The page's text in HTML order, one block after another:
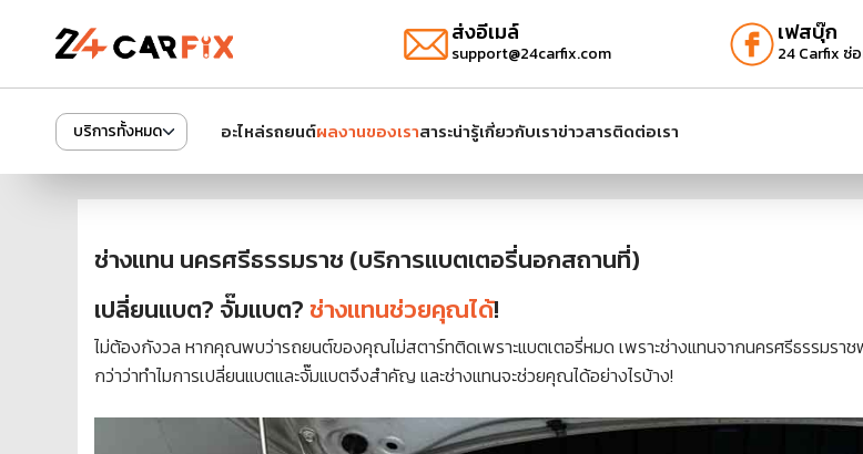
ส่งอีเมล์
support@24carfix.com
เฟสบุ๊ก
24 Carfix ซ่
บริการทั้งหมด อะไหล่รถยนต์ผลงานของเราสาระน่ารู้เกี่ยวกับเราข่าวสารติดต่อเรา
ช่างแทน นครศรีธรรมราช (บริการแบตเตอรี่นอกสถานที่)
เปลี่ยนแบต? จั๊มแบต?ช่างแทนช่วยคุณได้!
ไม่ต้องกังวล หากคุณพบว่ารถยนต์ของคุณไม่สตาร์ทติดเพราะแบตเตอรี่หมด เพราะช่างแทนจากนครศรีธรรมร
กว่าว่าทำไมการเปลี่ยนแบตและจั๊มแบตจึงสำคัญ และช่างแทนจะช่วยคุณได้อย่างไรบ้าง!